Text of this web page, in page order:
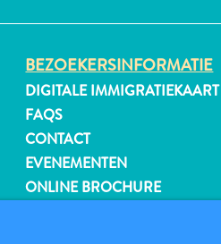
BEZOEKERSINFORMATIE
DIGITALE IMMIGRATIEKAART
FAQS
CONTACT
EVENEMENTEN
ONLINE BROCHURE